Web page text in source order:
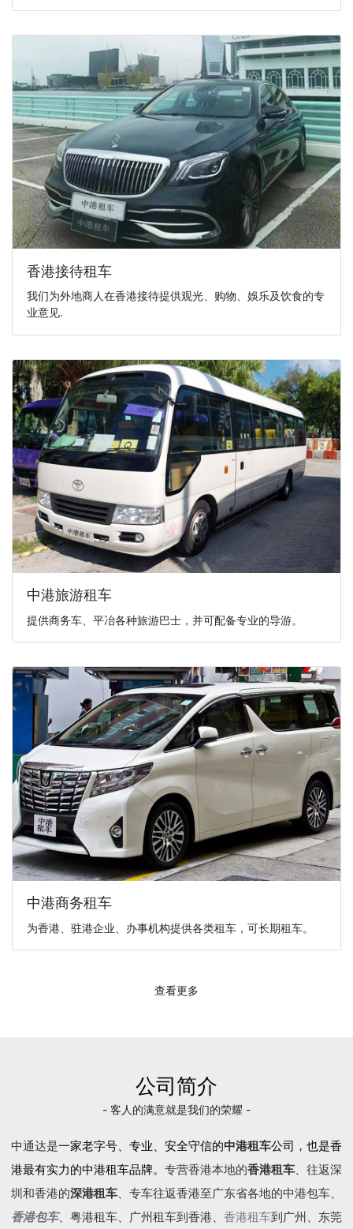
香港接待租车
我们为外地商人在香港接待提供观光、购物、娛乐及饮食的专
业意见.
中港旅游租车
提供商务车、平冶各种旅游巴士，并可配备专业的导游。
中港商务租车
为香港、驻港企业、办事机构提供各类租车，可长期租车。
查看更多
公司简介
- 客人的满意就是我们的荣耀 -
中通达是一家老字号、专业、安全守信的中港租车公司，也是香
港最有实力的中港租车品牌。 专营香港本地的香港租车、往返深
圳和香港的深港租车、专车往返香港至广东省各地的中港包车、
香港包车、 粤港租车、广州租车到香港、 香港租车到广州、东莞